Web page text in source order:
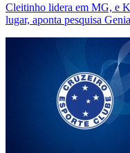
Cleitinho lidera em MG, e
lugar, aponta pesquisa